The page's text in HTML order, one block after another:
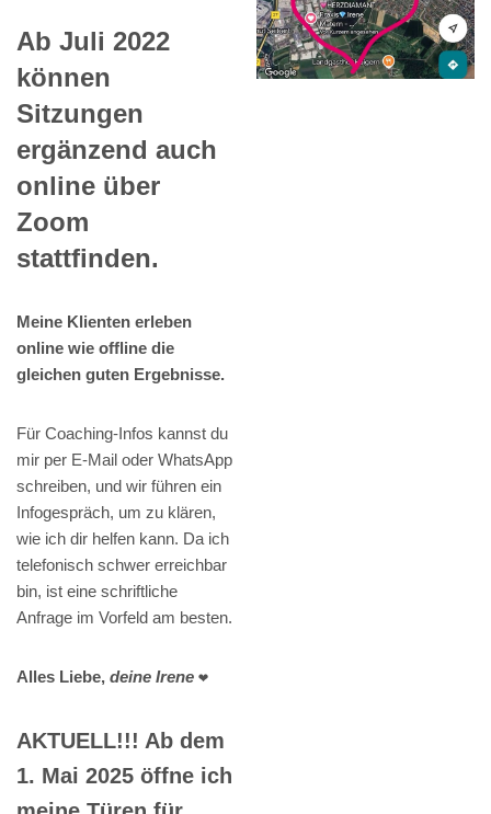
Ab Juli 2022
können
Sitzungen
ergänzend auch
online über
Zoom
stattfinden.
Meine Klienten erleben
online wie offline die
gleichen guten Ergebnisse.
Für Coaching-Infos kannst du
mir per E-Mail oder WhatsApp
schreiben, und wir führen ein
Infogespräch, um zu klären,
wie ich dir helfen kann. Da ich
telefonisch schwer erreichbar
bin, ist eine schriftliche
Anfrage im Vorfeld am besten.
Alles Liebe, deine Irene ❤️
AKTUELL!!! Ab dem
1. Mai 2025 öffne ich